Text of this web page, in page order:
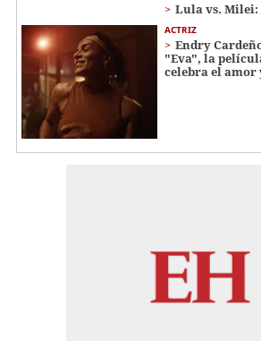
Lula vs. Milei:
ACTRIZ
Endry
"Eva", la
celebra el